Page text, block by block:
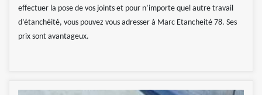
effectuer la pose de vos joints et pour n’importe quel autre travail
d’étanchéité, vous pouvez vous adresser à Marc Etancheité 78. Ses
prix sont avantageux.